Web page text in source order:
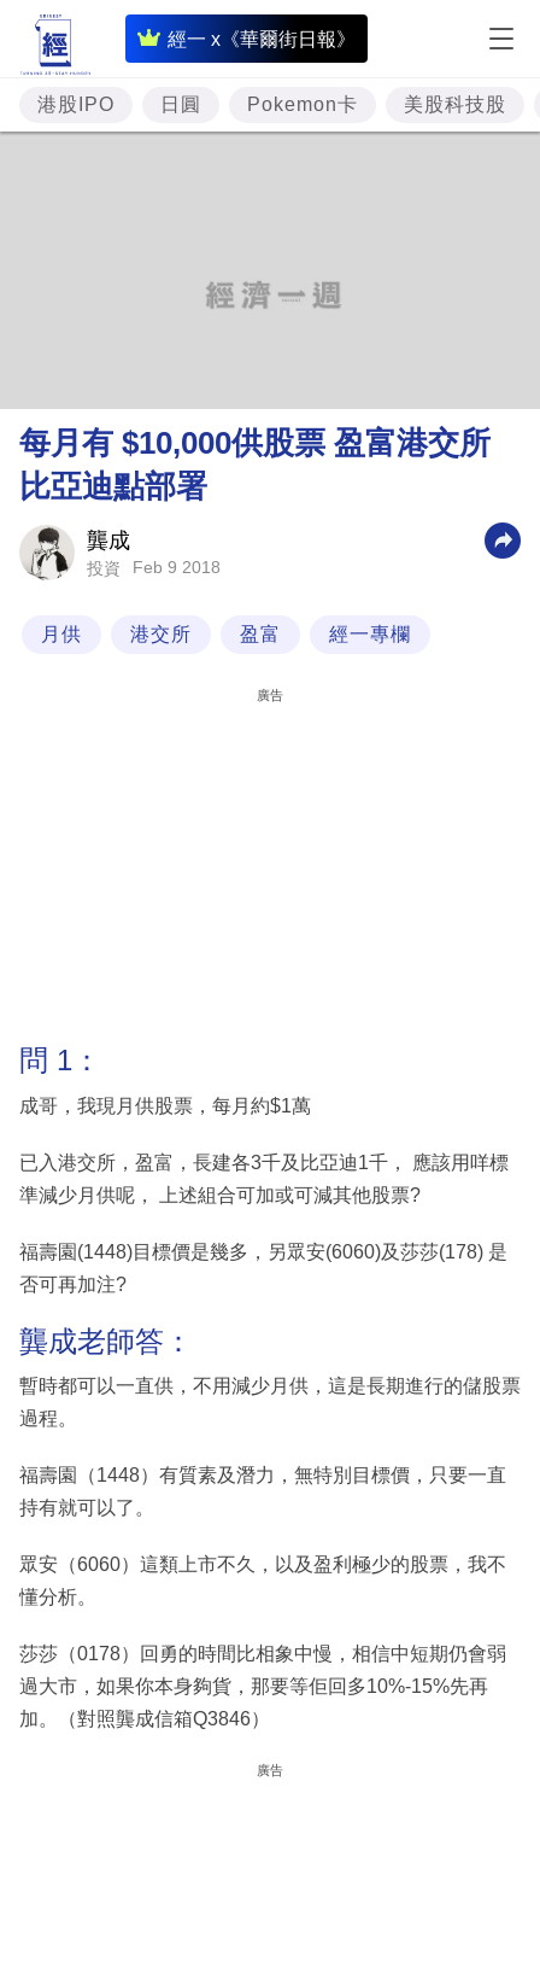
經一 x《華爾街日報》
即
時
財
經
理
財
商
科
港股IPO 日圓 Pokemon卡 美股科技股
每月有 $10,000供股票 盈富港交所
比亞迪點部署
龔成
投資 Feb 9 2018
月供 港交所 盈富 經一專欄
廣告
問 1：
成哥，我現月供股票，每月約$1萬
已入港交所，盈富，長建各3千及比亞迪1千， 應該用咩標
準減少月供呢， 上述組合可加或可減其他股票?
福壽園(1448)目標價是幾多，另眾安(6060)及莎莎(178) 是
否可再加注?
龔成老師答：
暫時都可以一直供，不用減少月供，這是長期進行的儲股票
過程。
福壽園（1448）有質素及潛力，無特別目標價，只要一直
持有就可以了。
眾安（6060）這類上市不久，以及盈利極少的股票，我不
懂分析。
莎莎（0178）回勇的時間比相象中慢，相信中短期仍會弱
過大市，如果你本身夠貨，那要等佢回多10%-15%先再
加。（對照龔成信箱Q3846）
廣告